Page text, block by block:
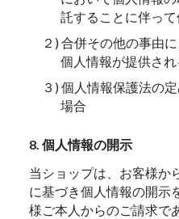
託することに伴っ
２) 合併その他の事由
個人情報が提供さ
３) 個人情報保護法の
場合
8. 個人情報の開示
当ショップは、お客様か
に基づき個人情報の開示
様ご本人からのご請求で